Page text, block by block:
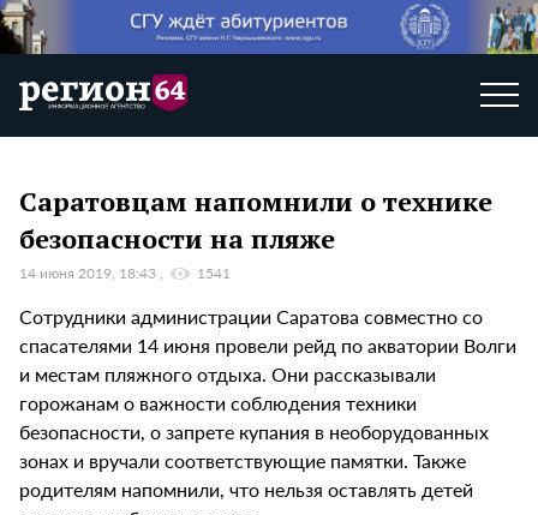
Саратовцам напомнили о технике
безопасности на пляже
14 июня 2019, 18:43 1541
Cотрудники администрации Саратова совместно со
спасателями 14 июня провели рейд по акватории Волги
и местам пляжного отдыха. Они рассказывали
горожанам о важности соблюдения техники
безопасности, о запрете купания в необорудованных
зонах и вручали соответствующие памятки. Также
родителям напомнили, что нельзя оставлять детей